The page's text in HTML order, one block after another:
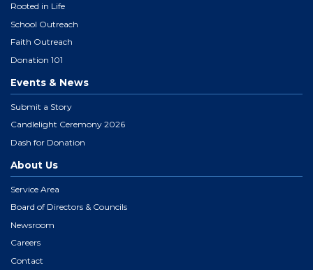
Rooted in Life
School Outreach
Faith Outreach
Donation 101
Events & News
Submit a Story
Candlelight Ceremony 2026
Dash for Donation
About Us
Service Area
Board of Directors & Councils
Newsroom
Careers
Contact